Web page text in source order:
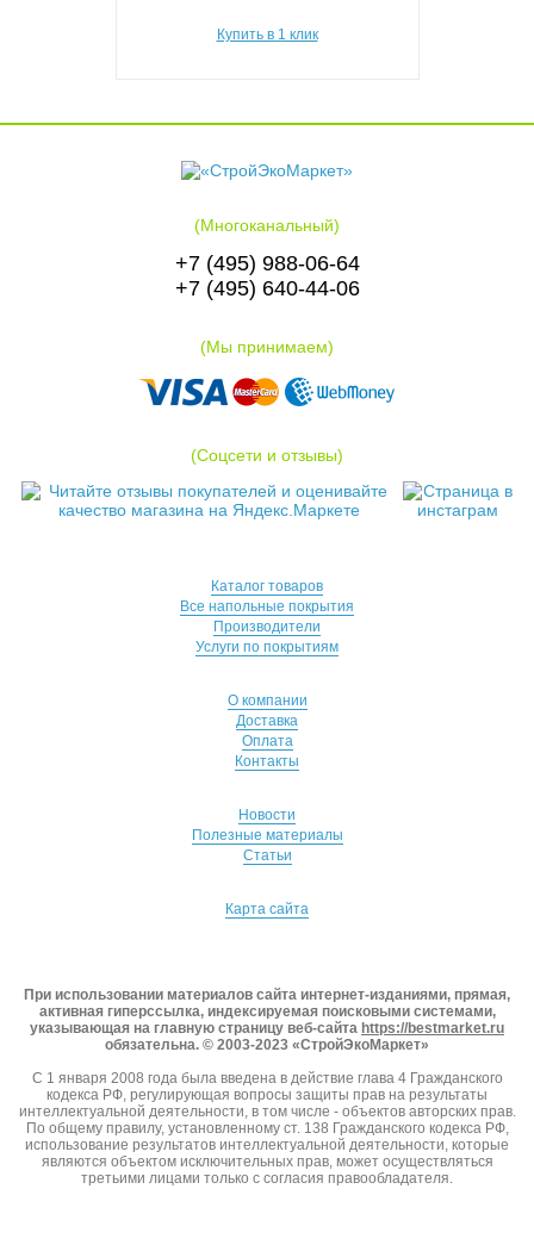
Купить в 1 клик
(Многоканальный)
+7 (495) 988-06-64
+7 (495) 640-44-06
(Мы принимаем)
(Соцсети и отзывы)
Каталог товаров
Все напольные покрытия
Производители
Услуги по покрытиям
О компании
Доставка
Оплата
Контакты
Новости
Полезные материалы
Статьи
Карта сайта
При использовании материалов сайта интернет-изданиями, прямая,
активная гиперссылка, индексируемая поисковыми системами,
указывающая на главную страницу веб-сайта https://bestmarket.ru
обязательна. © 2003-2023 «СтройЭкоМаркет»
С 1 января 2008 года была введена в действие глава 4 Гражданского
кодекса РФ, регулирующая вопросы защиты прав на результаты
интеллектуальной деятельности, в том числе - объектов авторских прав.
По общему правилу, установленному ст. 138 Гражданского кодекса РФ,
использование результатов интеллектуальной деятельности, которые
являются объектом исключительных прав, может осуществляться
третьими лицами только с согласия правообладателя.